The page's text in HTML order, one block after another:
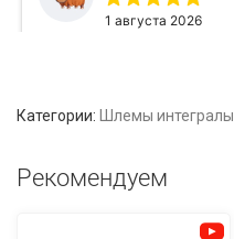
Категории: Шлемы интегралы
Рекомендуем